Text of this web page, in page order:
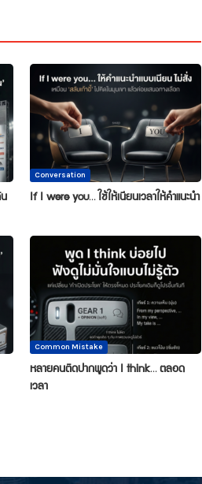
Conversation
If I were you… ใช้ให้เนียนเวลาให้คำแนะนำ
Common Mistake
หลายคนติดปากพูดว่า I think… ตลอด
เวลา